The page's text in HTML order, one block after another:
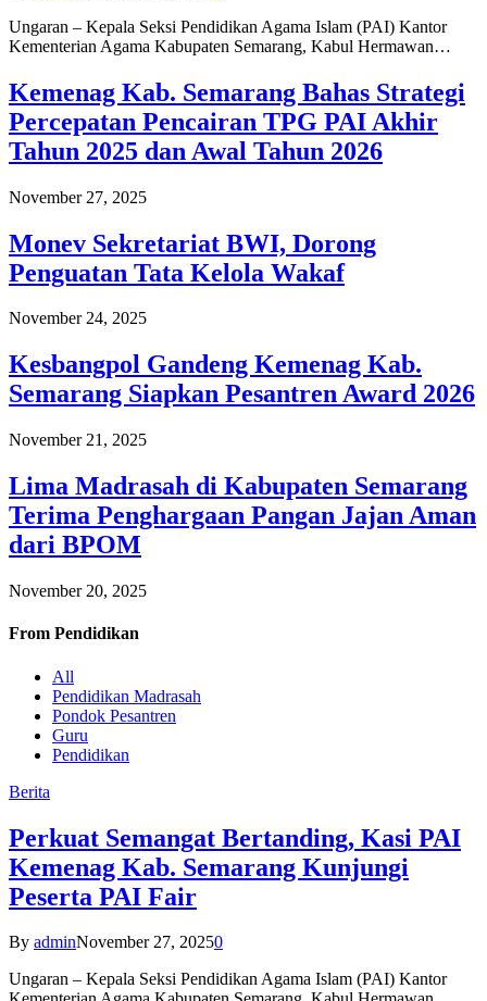
Ungaran – Kepala Seksi Pendidikan Agama Islam (PAI) Kantor
Kementerian Agama Kabupaten Semarang, Kabul Hermawan…
Kemenag Kab. Semarang Bahas Strategi
Percepatan Pencairan TPG PAI Akhir
Tahun 2025 dan Awal Tahun 2026
November 27, 2025
Monev Sekretariat BWI, Dorong
Penguatan Tata Kelola Wakaf
November 24, 2025
Kesbangpol Gandeng Kemenag Kab.
Semarang Siapkan Pesantren Award 2026
November 21, 2025
Lima Madrasah di Kabupaten Semarang
Terima Penghargaan Pangan Jajan Aman
dari BPOM
November 20, 2025
From Pendidikan
All
Pendidikan Madrasah
Pondok Pesantren
Guru
Pendidikan
Berita
Perkuat Semangat Bertanding, Kasi PAI
Kemenag Kab. Semarang Kunjungi
Peserta PAI Fair
By adminNovember 27, 20250
Ungaran – Kepala Seksi Pendidikan Agama Islam (PAI) Kantor